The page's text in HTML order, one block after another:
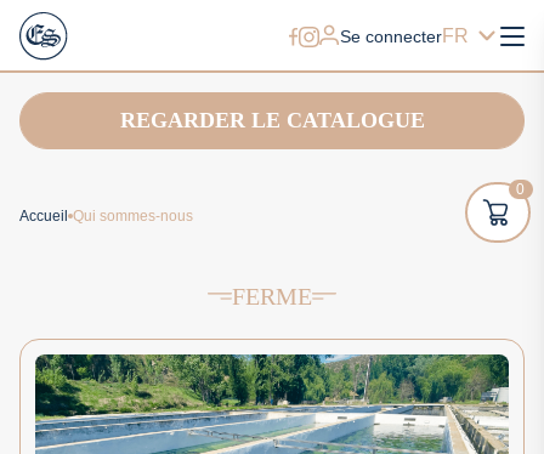
Se connecterFR
REGARDER LE CATALOGUE
Accueil Qui sommes-nous
FERME
0